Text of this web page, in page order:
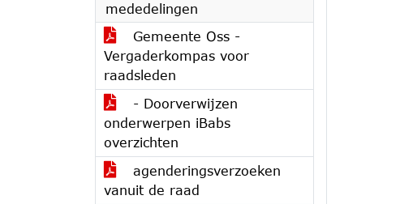
mededelingen
Gemeente Oss -
Vergaderkompas voor
raadsleden
- Doorverwijzen
onderwerpen iBabs
overzichten
agenderingsverzoeken
vanuit de raad